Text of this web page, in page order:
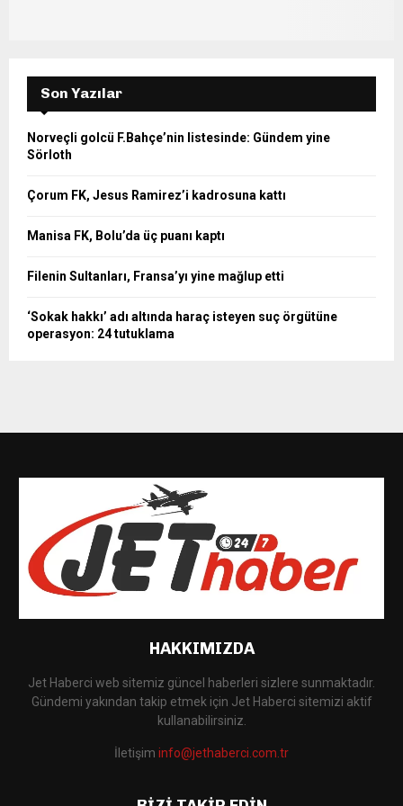
Son Yazılar
Norveçli golcü F.Bahçe’nin listesinde: Gündem yine
Sörloth
Çorum FK, Jesus Ramirez’i kadrosuna kattı
Manisa FK, Bolu’da üç puanı kaptı
Filenin Sultanları, Fransa’yı yine mağlup etti
‘Sokak hakkı’ adı altında haraç isteyen suç örgütüne
operasyon: 24 tutuklama
HAKKIMIZDA
Jet Haberci web sitemiz güncel haberleri sizlere sunmaktadır.
Gündemi yakından takip etmek için Jet Haberci sitemizi aktif
kullanabilirsiniz.
İletişim info@jethaberci.com.tr